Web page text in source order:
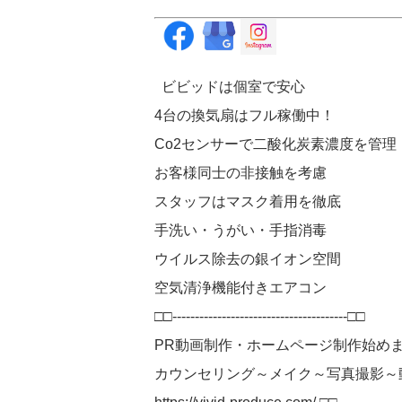
ビビッドは個室で安心
4台の換気扇はフル稼働中！
Co2センサーで二酸化炭素濃度を管理
お客様同士の非接触を考慮
スタッフはマスク着用を徹底
手洗い・うがい・手指消毒
ウイルス除去の銀イオン空間
空気清浄機能付きエアコン
□□---------------------------------------□□
PR動画制作・ホームページ制作始めま
カウンセリング～メイク～写真撮影